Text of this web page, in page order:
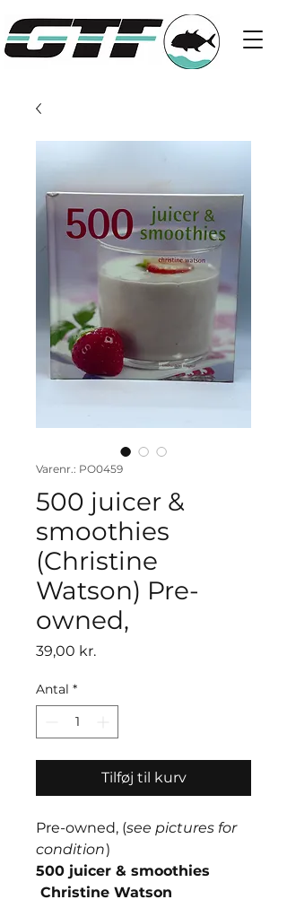
Varenr.: PO0459
500 juicer &
smoothies
(Christine
Watson) Pre-
owned,
39,00 kr.Pris
Antal *
Tilføj til kurv
Pre-owned, (see pictures for
condition)
500 juicer & smoothies
Christine Watson